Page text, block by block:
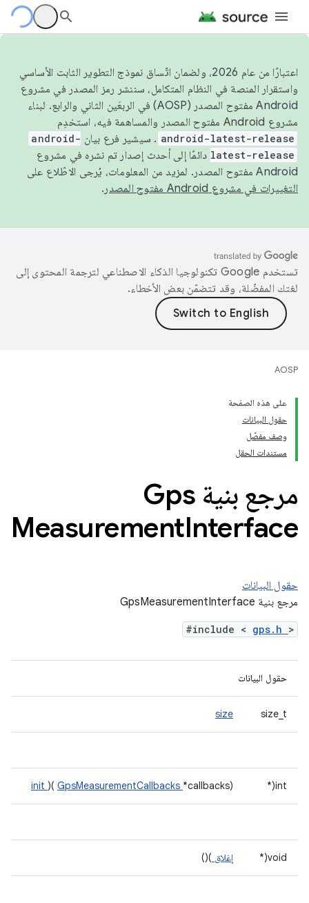
اعتبارًا من عام 2026، ولضمان اتّساق نموذج التطوير الثابت الأساسي
واستقرار المنصة في النظام المتكامل، سننشر رمز المصدر في مشروع
Android مفتوح المصدر (AOSP) في الربعَين الثاني والرابع. لبناء
مشروع Android مفتوح المصدر والمساهمة فيه، استخدِم
android-latest-release . سيشير فرع بيان android-
latest-release دائمًا إلى أحدث إصدار تم نشره في مشروع
Android مفتوح المصدر. لمزيد من المعلومات، يُرجى الاطّلاع على
التغييرات في مشروع Android مفتوح المصدر
.
تستخدم Google تكنولوجيا الذكاء الاصطناعي لترجمة المحتوى إلى
لغتك المفضّلة، وقد تتضمّن بعض الأخطاء.
AOSP
على هذه الصفحة
حقول البيانات
وصف مفصّل
مستندات الحقل
مرجع بنية Gps
MeasurementInterface
حقول البيانات
مرجع بنية GpsMeasurementInterface
#include < gps.h >
حقول البيانات
size_t
size
int(*
init )( GpsMeasurementCallbacks *callbacks)
void(* إغلاق )()